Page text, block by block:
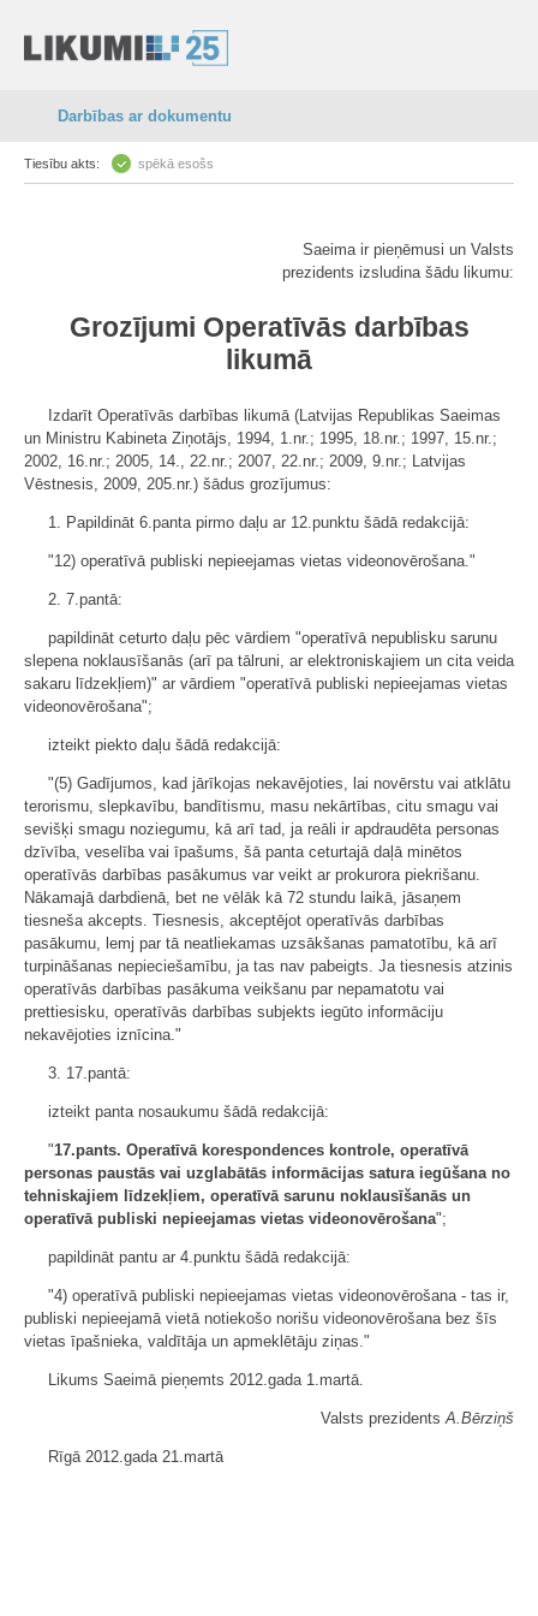
Darbības ar dokumentu
Tiesību akts: spēkā esošs
Saeima ir pieņēmusi un Valsts
prezidents izsludina šādu likumu:
Grozījumi Operatīvās darbības
likumā
Izdarīt Operatīvās darbības likumā (Latvijas Republikas Saeimas
un Ministru Kabineta Ziņotājs, 1994, 1.nr.; 1995, 18.nr.; 1997, 15.nr.;
2002, 16.nr.; 2005, 14., 22.nr.; 2007, 22.nr.; 2009, 9.nr.; Latvijas
Vēstnesis, 2009, 205.nr.) šādus grozījumus:
1. Papildināt 6.panta pirmo daļu ar 12.punktu šādā redakcijā:
"12) operatīvā publiski nepieejamas vietas videonovērošana."
2. 7.pantā:
papildināt ceturto daļu pēc vārdiem "operatīvā nepublisku sarunu
slepena noklausīšanās (arī pa tālruni, ar elektroniskajiem un cita veida
sakaru līdzekļiem)" ar vārdiem "operatīvā publiski nepieejamas vietas
videonovērošana";
izteikt piekto daļu šādā redakcijā:
"(5) Gadījumos, kad jārīkojas nekavējoties, lai novērstu vai atklātu
terorismu, slepkavību, bandītismu, masu nekārtības, citu smagu vai
sevišķi smagu noziegumu, kā arī tad, ja reāli ir apdraudēta personas
dzīvība, veselība vai īpašums, šā panta ceturtajā daļā minētos
operatīvās darbības pasākumus var veikt ar prokurora piekrišanu.
Nākamajā darbdienā, bet ne vēlāk kā 72 stundu laikā, jāsaņem
tiesneša akcepts. Tiesnesis, akceptējot operatīvās darbības
pasākumu, lemj par tā neatliekamas uzsākšanas pamatotību, kā arī
turpināšanas nepieciešamību, ja tas nav pabeigts. Ja tiesnesis atzinis
operatīvās darbības pasākuma veikšanu par nepamatotu vai
prettiesisku, operatīvās darbības subjekts iegūto informāciju
nekavējoties iznīcina."
3. 17.pantā:
izteikt panta nosaukumu šādā redakcijā:
"17.pants. Operatīvā korespondences kontrole, operatīvā
personas paustās vai uzglabātās informācijas satura iegūšana no
tehniskajiem līdzekļiem, operatīvā sarunu noklausīšanās un
operatīvā publiski nepieejamas vietas videonovērošana";
papildināt pantu ar 4.punktu šādā redakcijā:
"4) operatīvā publiski nepieejamas vietas videonovērošana - tas ir,
publiski nepieejamā vietā notiekošo norišu videonovērošana bez šīs
vietas īpašnieka, valdītāja un apmeklētāju ziņas."
Likums Saeimā pieņemts 2012.gada 1.martā.
Valsts prezidentsA.Bērziņš
Rīgā 2012.gada 21.martā